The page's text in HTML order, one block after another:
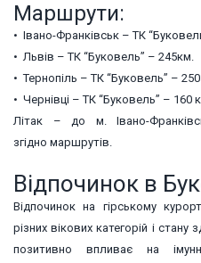
Маршрути:
• Івано-Франківськ – ТК
• Львів – ТК “Буковель” – 245км.
• Тернопіль – ТК “Буковель” –
• Чернівці – ТК “Буковель” – 160
Літак – до м. Івано-
згідно маршрутів.
Відпочинок в
Відпочинок на гірському
різних вікових категорій і
позитивно впливає на